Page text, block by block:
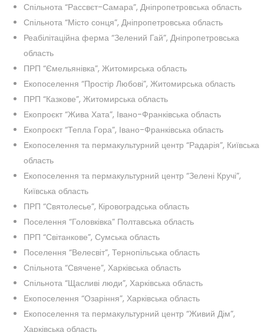
Спільнота “Рассвєт-Самара”, Дніпропетровська область
Спільнота “Місто сонця”, Дніпропетровська область
Реабілітаційна ферма “Зелений Гай”, Дніпропетровська
область
ПРП “Ємельянівка”, Житомирська область
Екопоселення “Простір Любові”, Житомирська область
ПРП “Казкове”, Житомирська область
Екопроєкт “Жива Хата”, Івано-Франківська область
Екопроєкт “Тепла Гора”, Івано-Франківська область
Екопоселення та пермакультурний центр “Радарія”, Київська
область
Екопоселення та пермакультурний центр “Зелені Кручі”,
Київська область
ПРП “Святолесье”, Кіровоградська область
Поселення “Головківка” Полтавська область
ПРП “Світанкове”, Сумська область
Поселення “Велесвіт”, Тернопільська область
Спільнота “Свячене”, Харківська область
Спільнота “Щасливі люди”, Харківська область
Екопоселення “Озаріння”, Харківська область
Екопоселення та пермакультурний центр “Живий Дім”,
Харківська область